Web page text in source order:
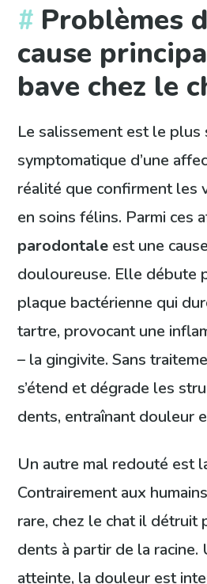
Problèmes
cause
bave chez le
Le salissement est le plus
symptomatique d’une
réalité que confirment les
en soins félins. Parmi ces
parodontale est une
douloureuse. Elle débute
plaque bactérienne qui
tartre, provocant une
– la gingivite. Sans
s’étend et dégrade les
dents, entraînant douleur
Un autre mal redouté est
Contrairement aux
rare, chez le chat il détruit
dents à partir de la
atteinte, la douleur est